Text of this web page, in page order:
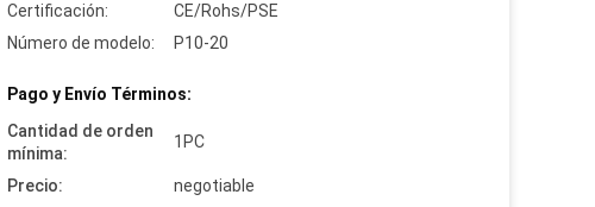
Certificación:
CE/Rohs/PSE
Número de modelo:
P10-20
Pago y Envío Términos:
Cantidad de orden
mínima:
1PC
Precio:
negotiable